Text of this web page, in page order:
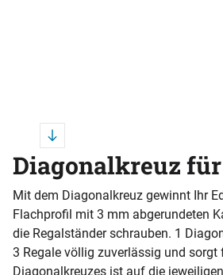
Diagonalkreuz
Mit dem Diagonalkreuz gewinnt Ihr
Flachprofil mit 3 mm abgerundeten
die Regalständer schrauben. 1
3 Regale völlig zuverlässig und
Diagonalkreuzes ist auf die